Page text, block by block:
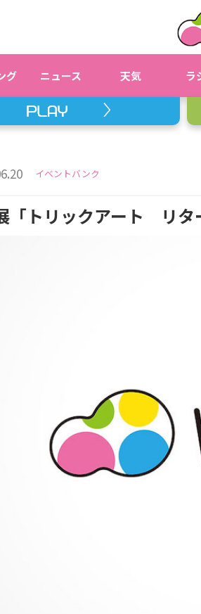
グ ニュース 天気 ラ
イベントバンク
「トリックアート リタ